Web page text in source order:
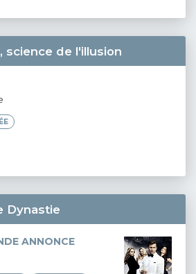
science de l'illusion
Dynastie
ANNONCE